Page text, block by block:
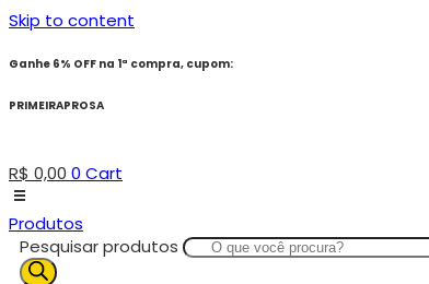
Skip to content
Ganhe 6% OFF na 1ª compra, cupom:
PRIMEIRAPROSA
R$ 0,00 0 Cart
Produtos
Pesquisar produtos